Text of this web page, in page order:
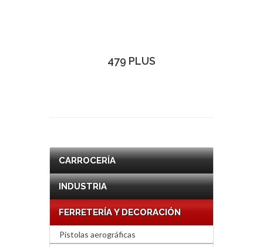
479 PLUS
CARROCERÍA
INDUSTRIA
FERRETERÍA Y DECORACIÓN
Pistolas aerográficas